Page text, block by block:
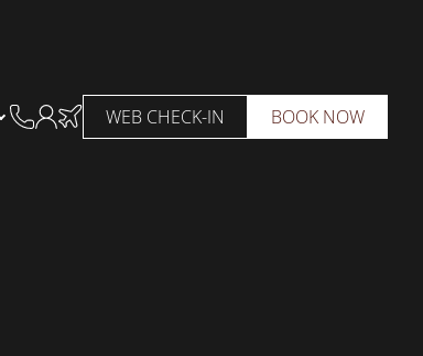
WEB CHECK-IN BOOK NOW